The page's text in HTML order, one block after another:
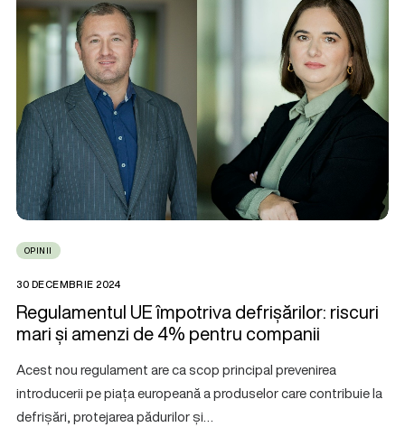
OPINII
30 DECEMBRIE 2024
Regulamentul UE împotriva defrișărilor: riscuri
mari și amenzi de 4% pentru companii
Acest nou regulament are ca scop principal prevenirea
introducerii pe piața europeană a produselor care contribuie la
defrișări, protejarea pădurilor și…